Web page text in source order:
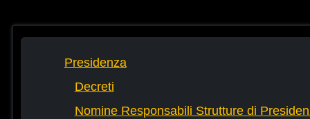
Presidenza
Decreti
Nomine Responsabili Strutture di